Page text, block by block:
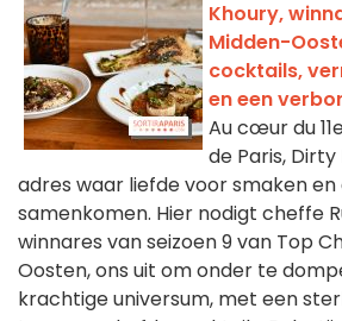
Khoury,
Midden-
cocktails,
en een
Au cœur du
de Paris,
adres waar liefde voor smaken
samenkomen. Hier nodigt cheffe
winnares van seizoen 9 van Top
Oosten, ons uit om onder te
krachtige universum, met een